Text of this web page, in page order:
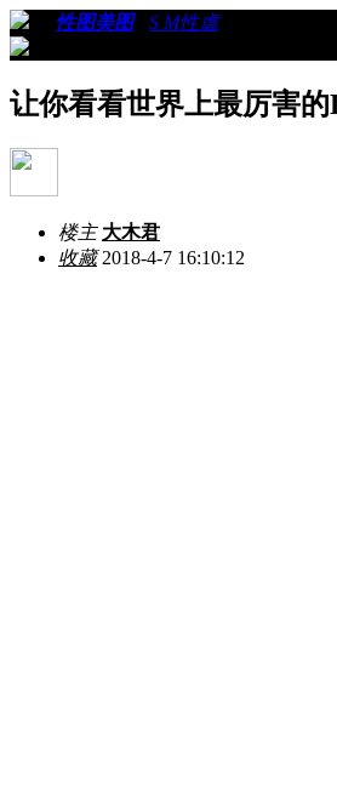
性图美图 S M性虐
让你看看世界上最厉害的
楼主 大木君
收藏2018-4-7 16:10:12